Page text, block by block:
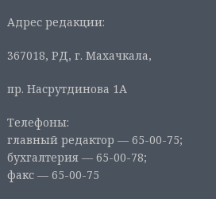
Адрес редакции:
367018, РД, г. Махачкала,
пр. Насрутдинова 1А
Телефоны:
главный редактор — 65-00-75;
бухгалтерия — 65-00-78;
факс — 65-00-75